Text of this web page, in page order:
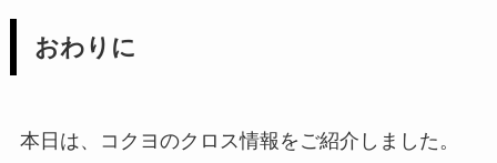
おわりに
本日は、コクヨのクロス情報をご紹介しました。